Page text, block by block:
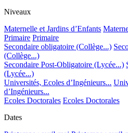
Niveaux
Maternelle et Jardins d’Enfants
Primaire Primaire
Secondaire obligatoire (Collège...)
(Collège...)
Secondaire Post-Obligatoire (Lycée...)
(Lycée...)
Universités, Ecoles d’Ingénieurs...
d’Ingénieurs...
Ecoles Doctorales Ecoles Doctorales
Dates